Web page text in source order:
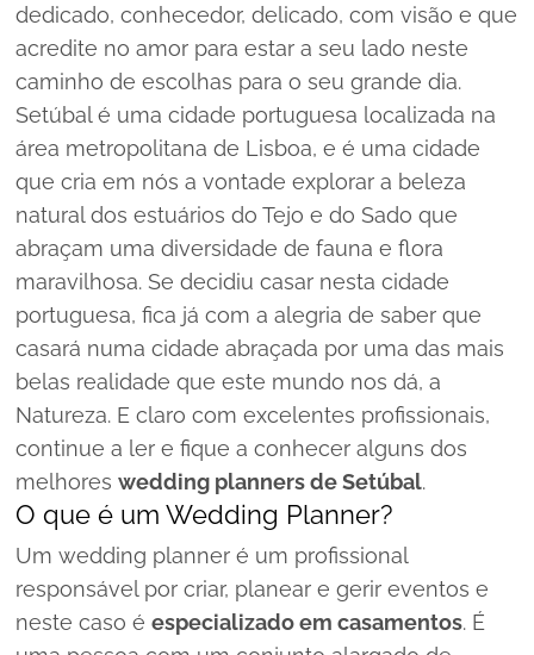
dedicado, conhecedor, delicado, com visão e que
acredite no amor para estar a seu lado neste
caminho de escolhas para o seu grande dia.
Setúbal é uma cidade portuguesa localizada na
área metropolitana de Lisboa, e é uma cidade
que cria em nós a vontade explorar a beleza
natural dos estuários do Tejo e do Sado que
abraçam uma diversidade de fauna e flora
maravilhosa. Se decidiu casar nesta cidade
portuguesa, fica já com a alegria de saber que
casará numa cidade abraçada por uma das mais
belas realidade que este mundo nos dá, a
Natureza. E claro com excelentes profissionais,
continue a ler e fique a conhecer alguns dos
melhores wedding planners de Setúbal.
O que é um Wedding Planner?
Um wedding planner é um profissional
responsável por criar, planear e gerir eventos e
neste caso é especializado em casamentos. É